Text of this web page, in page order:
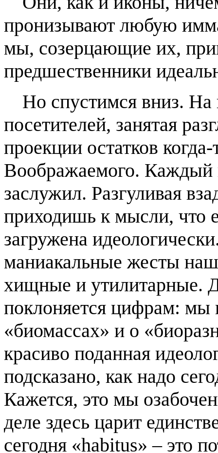
пронизывают любую
мы, созерцающие их,
предшественники
Но спустимся вниз.
посетителей, занятая
проекции остатков
Воображаемого. Каждый
заслужил. Разгуливая
приходишь к мысли, что
загружена
маниакальные жесты
хищные и утилитарные.
поклоняется цифрам:
«биомассах» и о
красиво поданная
подсказано, как надо
Кажется, это мы
деле здесь царит
сегодня «habitus» – это